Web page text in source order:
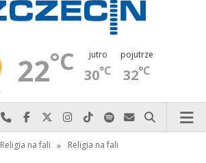
22°C jutro
30°C
pojutrze
32°C
Najlepiej po prostu do nas zadzwoń
Odwiedź nas na Facebook-u
Odwiedź nas na X
Odwiedź nas na Instagram-ie
Odwiedź nas na TikTok-u
Szukaj nas na Spotify
Wyślij do nas
Szukaj
Religia na fali » Religia na fali